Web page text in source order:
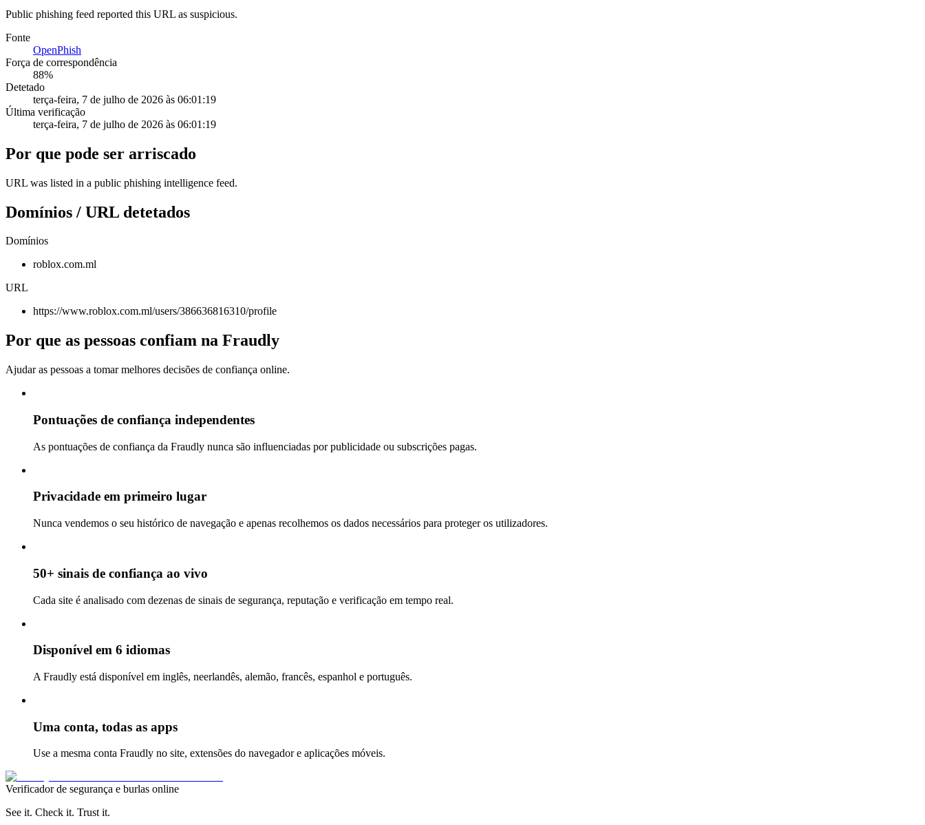
Public phishing feed reported this URL as suspicious.
Fonte
OpenPhish
Força de correspondência
88%
Detetado
terça-feira, 7 de julho de 2026 às 06:01:19
Última verificação
terça-feira, 7 de julho de 2026 às 06:01:19
Por que pode ser arriscado
URL was listed in a public phishing intelligence feed.
Domínios / URL detetados
Domínios
roblox.com.ml
URL
https://www.roblox.com.ml/users/386636816310/profile
Por que as pessoas confiam na Fraudly
Ajudar as pessoas a tomar melhores decisões de confiança online.
Pontuações de confiança independentes
As pontuações de confiança da Fraudly nunca são influenciadas por publicidade ou subscrições pagas.
Privacidade em primeiro lugar
Nunca vendemos o seu histórico de navegação e apenas recolhemos os dados necessários para proteger os utilizadores.
50+ sinais de confiança ao vivo
Cada site é analisado com dezenas de sinais de segurança, reputação e verificação em tempo real.
Disponível em 6 idiomas
A Fraudly está disponível em inglês, neerlandês, alemão, francês, espanhol e português.
Uma conta, todas as apps
Use a mesma conta Fraudly no site, extensões do navegador e aplicações móveis.
Verificador de segurança e burlas online
See it. Check it. Trust it.